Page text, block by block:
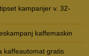
kampanjer v. 32-
kaffemaskin
kaffeautomat gratis